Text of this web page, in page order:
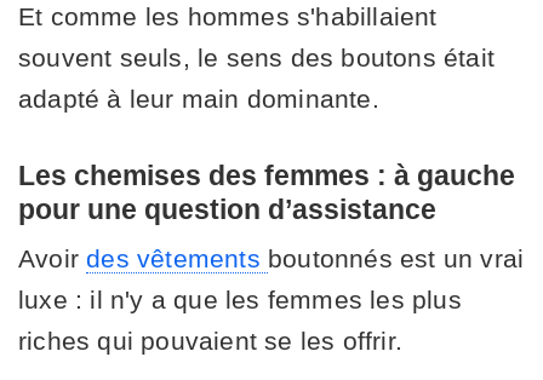
Et comme les hommes s'habillaient
souvent seuls, le sens des boutons était
adapté à leur main dominante.
Les chemises des femmes : à gauche
pour une question d’assistance
Avoirdes vêtements boutonnés est un vrai
luxe : il n'y a que les femmes les plus
riches qui pouvaient se les offrir.